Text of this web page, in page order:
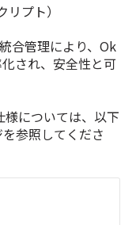
プト）
合管理により、Ok
され、安全性と可
については、以下
参照してくださ